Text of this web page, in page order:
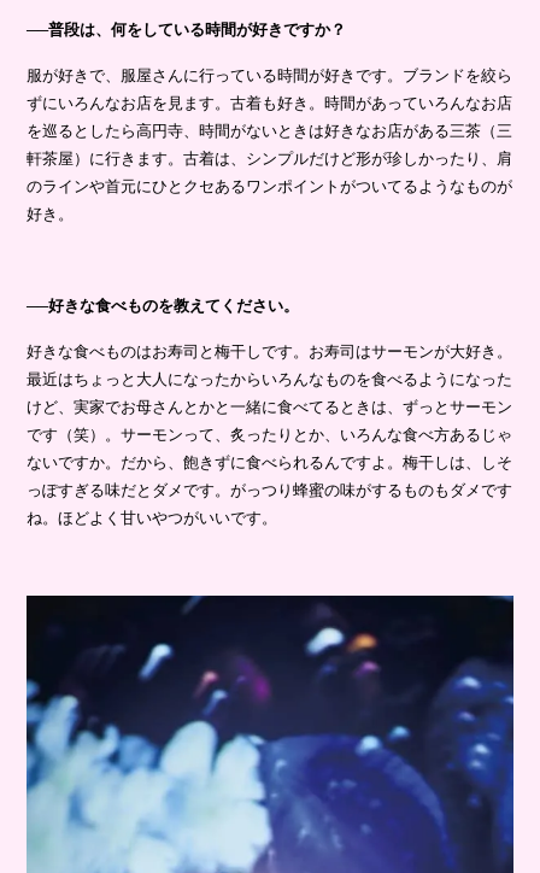
──普段は、何をしている時間が好きですか？
服が好きで、服屋さんに行っている時間が好きです。ブランドを絞ら
ずにいろんなお店を見ます。古着も好き。時間があっていろんなお店
を巡るとしたら高円寺、時間がないときは好きなお店がある三茶（三
軒茶屋）に行きます。古着は、シンプルだけど形が珍しかったり、肩
のラインや首元にひとクセあるワンポイントがついてるようなものが
好き。
──好きな食べものを教えてください。
好きな食べものはお寿司と梅干しです。お寿司はサーモンが大好き。
最近はちょっと大人になったからいろんなものを食べるようになった
けど、実家でお母さんとかと一緒に食べてるときは、ずっとサーモン
です（笑）。サーモンって、炙ったりとか、いろんな食べ方あるじゃ
ないですか。だから、飽きずに食べられるんですよ。梅干しは、しそ
っぽすぎる味だとダメです。がっつり蜂蜜の味がするものもダメです
ね。ほどよく甘いやつがいいです。